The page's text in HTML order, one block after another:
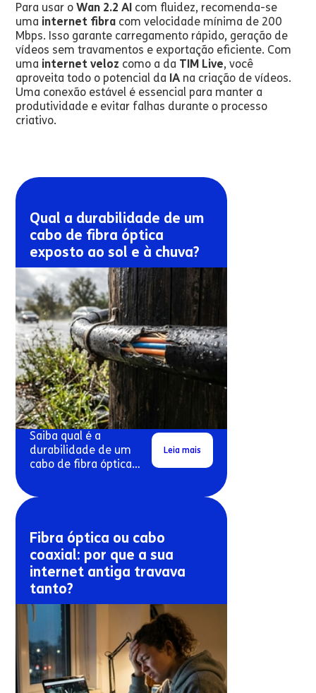
Para usar oWan 2.2 AI com fluidez, recomenda-se
uma internet fibra com velocidade mínima de 200
Mbps. Isso garante carregamento rápido, geração de
vídeos sem travamentos e exportação eficiente. Com
uma internet veloz como a da TIM Live, você
aproveita todo o potencial da IA na criação de vídeos.
Uma conexão estável é essencial para manter a
produtividade e evitar falhas durante o processo
criativo.
Qual a durabilidade de um
cabo de fibra óptica
exposto ao sol e à chuva?
Saiba qual é a
durabilidade de um
cabo de fibra óptica
chuva.
Leia mais
Fibra óptica ou cabo
coaxial: por que a sua
internet antiga travava
tanto?